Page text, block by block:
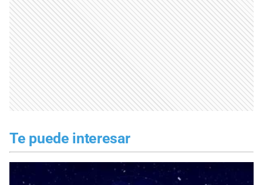
Te puede interesar